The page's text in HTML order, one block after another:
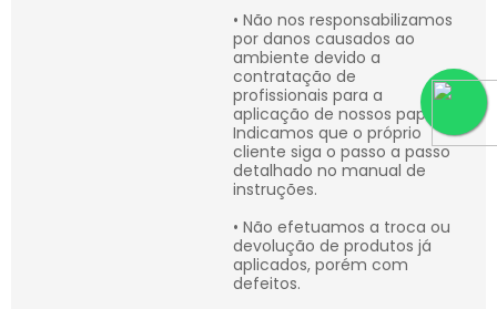
• Não nos responsabilizamos
por danos causados ao
ambiente devido a
contratação de
profissionais para a
aplicação de nossos papéis.
Indicamos que o próprio
cliente siga o passo a passo
detalhado no manual de
instruções.
• Não efetuamos a troca ou
devolução de produtos já
aplicados, porém com
defeitos.